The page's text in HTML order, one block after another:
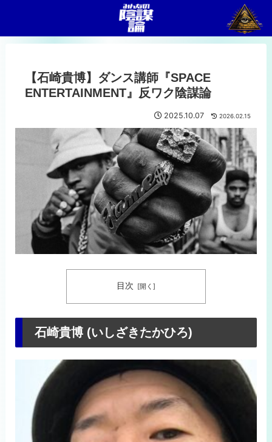
【石崎貴博】ダンス講師『SPACE
ENTERTAINMENT』反ワク陰謀論
2025.10.07 2026.02.15
目次
石崎貴博 (いしざきたかひろ)